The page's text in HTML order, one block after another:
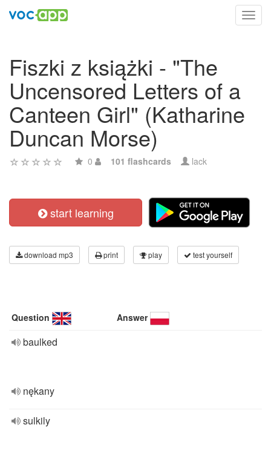
Fiszki z książki - "The
Uncensored Letters of a
Canteen Girl" (Katharine
Duncan Morse)
0 101 flashcards lack
start learning
download mp3 print play test yourself
Question Answer
baulked
nękany
sulkily